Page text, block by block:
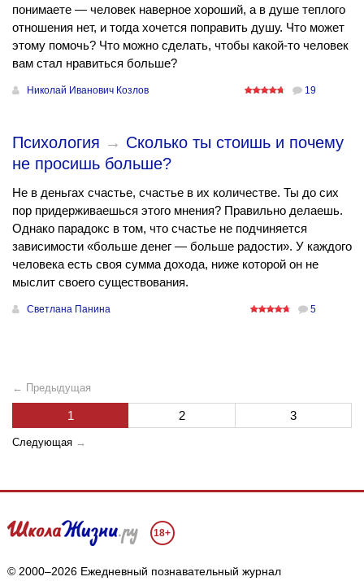
понимаете — человек наверное хороший, а в душе теплого
отношения нет, и тогда хочется поправить душу. Что может
этому помочь? Что можно сделать, чтобы какой-то человек
вам стал нравиться больше?
Николай Иванович Козлов 19
Психология → Сколько ты стоишь и почему
не просишь больше?
Не в деньгах счастье, счастье в их количестве. Ты до сих
пор придерживаешься этого мнения? Правильно делаешь.
Однако парадокс в том, что счастье не подчиняется
зависимости «больше денег — больше радости». У каждого
человека есть своя сумма дохода, ниже которой он не
мыслит своего существования.
Светлана Панина 5
← Предыдущая
1 2 3
Следующая →
18+
© 2000–2026 Ежедневный познавательный журнал